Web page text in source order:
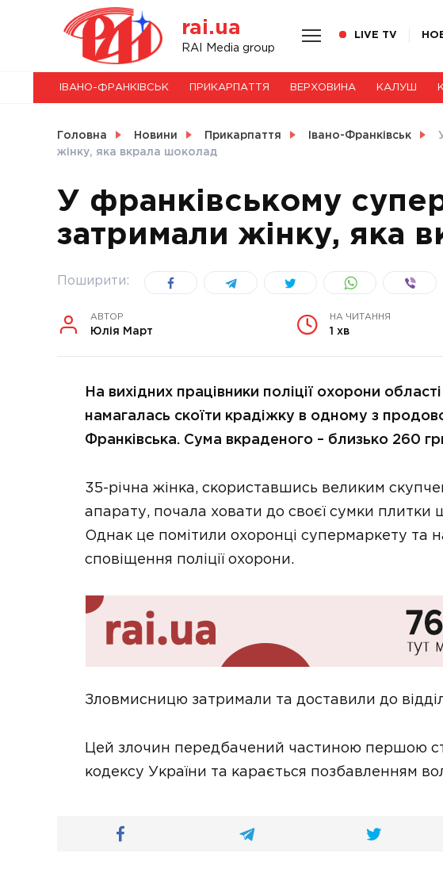
rai.ua
RAI Media group
LIVE TV
НОВИНИ
СВІТ
УКРАЇНА
ІВАНО-ФРАНКІВСЬК ПРИКАРПАТТЯ ВЕРХОВИНА КАЛУШ
Головна Новини Прикарпаття Івано-Франківськ
жінку, яка вкрала шоколад
У франківському
затримали жінку, яка
Поширити:
АВТОР
Юлія Март
НА ЧИТАННЯ
1 хв
На вихідних працівники поліції охорони
намагалась скоїти крадіжку в одному з
Франківська. Сума вкраденого – близько 260
35-річна жінка, скориставшись великим
апарату, почала ховати до своєї сумки плитки
Однак це помітили охоронці супермаркету та
сповіщення поліції охорони.
Зловмисницю затримали та доставили до
Цей злочин передбачений частиною першою
кодексу України та карається позбавленням